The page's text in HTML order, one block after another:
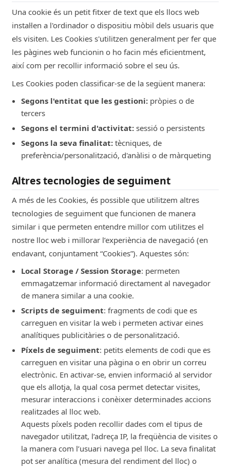
Una cookie és un petit fitxer de text que els llocs web
instal·len a l'ordinador o dispositiu mòbil dels usuaris que
els visiten. Les Cookies s'utilitzen generalment per fer que
les pàgines web funcionin o ho facin més eficientment,
així com per recollir informació sobre el seu ús.
Les Cookies poden classificar-se de la següent manera:
Segons l'entitat que les gestioni:pròpies o de
tercers
Segons el termini d'activitat:sessió o persistents
Segons la seva finalitat:tècniques, de
preferència/personalització, d'anàlisi o de màrqueting
Altres tecnologies de seguiment
A més de les Cookies, és possible que utilitzem altres
tecnologies de seguiment que funcionen de manera
similar i que permeten entendre millor com utilitzes el
nostre lloc web i millorar l’experiència de navegació (en
endavant, conjuntament “Cookies”). Aquestes són:
Local Storage / Session Storage: permeten
emmagatzemar informació directament al navegador
de manera similar a una cookie.
Scripts de seguiment: fragments de codi que es
carreguen en visitar la web i permeten activar eines
analítiques publicitàries o de personalització.
Píxels de seguiment: petits elements de codi que es
carreguen en visitar una pàgina o en obrir un correu
electrònic. En activar-se, envien informació al servidor
que els allotja, la qual cosa permet detectar visites,
mesurar interaccions i conèixer determinades accions
realitzades al lloc web.
Aquests píxels poden recollir dades com el tipus de
navegador utilitzat, l’adreça IP, la freqüència de visites o
la manera com l’usuari navega pel lloc. La seva finalitat
pot ser analítica (mesura del rendiment del lloc) o